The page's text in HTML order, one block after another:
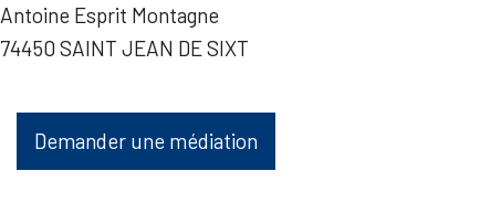
Antoine Esprit Montagne
74450 SAINT JEAN DE SIXT
Demander une médiation